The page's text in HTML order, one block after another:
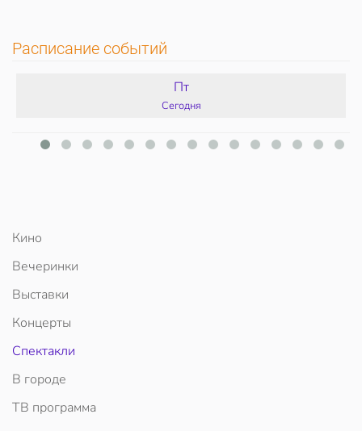
Расписание событий
Пт
Сегодня
Кино
Вечеринки
Выставки
Концерты
Спектакли
В городе
ТВ программа